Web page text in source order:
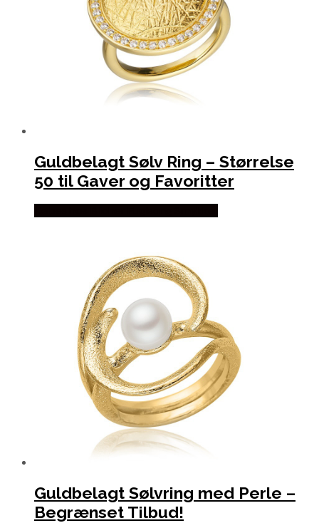
Guldbelagt Sølv Ring – Størrelse
50 til Gaver og Favoritter
Guldbelagt Sølvring med Perle –
Begrænset Tilbud!